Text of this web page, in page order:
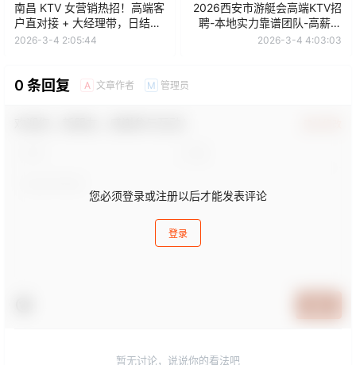
南昌 KTV 女营销热招！高端客
户直对接 + 大经理带，日结
1000-2000 超安心
2026-3-4 2:05:44
2026西安市游艇会高端KTV招
聘-本地实力靠谱团队-高薪日
结邀您加入！
2026-3-4 4:03:03
0 条回复 A 文章作者 M 管理员
您必须登录或注册以后才能发表评论
登录
暂无讨论，说说你的看法吧